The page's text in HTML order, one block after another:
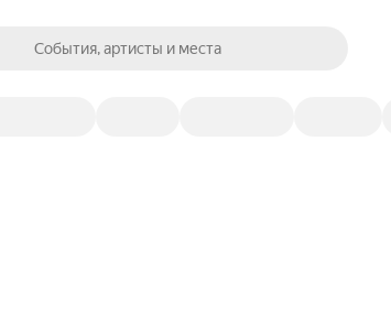
События, артисты и места